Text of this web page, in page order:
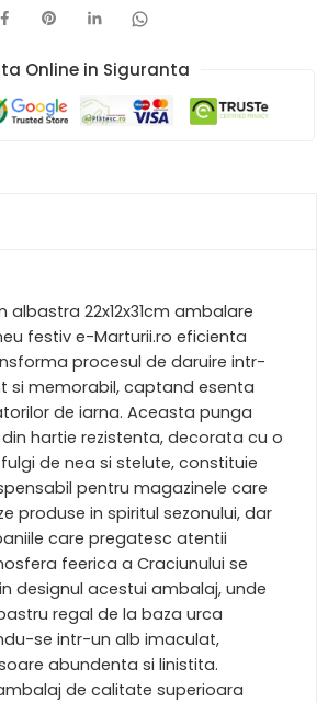
Online in Siguranta​
albastra 22x12x31cm ambalare
festiv e-Marturii.ro eficienta
procesul de daruire intr-
si memorabil, captand esenta
de iarna. Aceasta punga
hartie rezistenta, decorata cu o
de nea si stelute, constituie
pentru magazinele care
produse in spiritul sezonului, dar
care pregatesc atentii
feerica a Craciunului se
designul acestui ambalaj, unde
regal de la baza urca
se intr-un alb imaculat,
abundenta si linistita.
de calitate superioara